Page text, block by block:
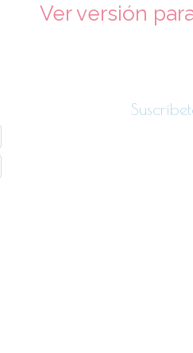
Ver versión